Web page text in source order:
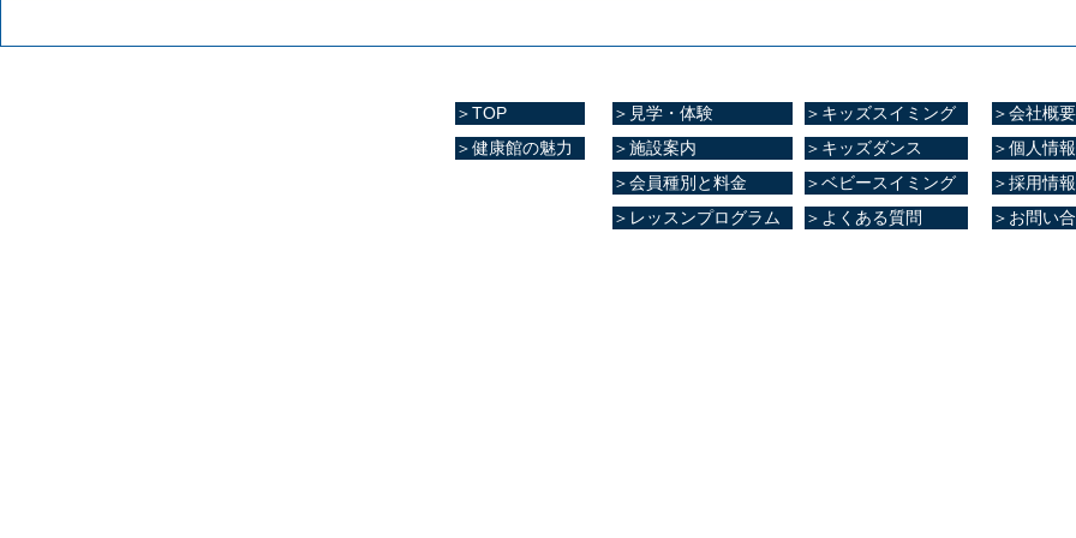
＞TOP
＞健康館の魅力
＞見学・体験
＞施設案内
＞会員種別と料金
＞レッスンプログラム
＞キッズスイミング
＞キッズダンス
＞ベビースイミング
＞よくある質問
＞会社概要
＞個人情
＞採用情報
＞お問い